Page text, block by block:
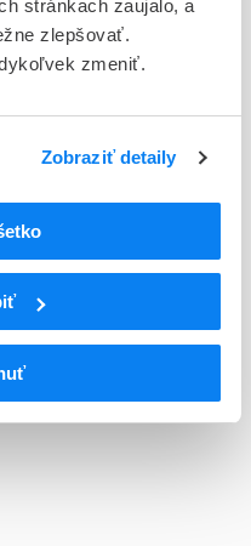
stránkach zaujalo, a
zlepšovať.
zmeniť.
Zobraziť detaily
nosové liečivá na lokálne